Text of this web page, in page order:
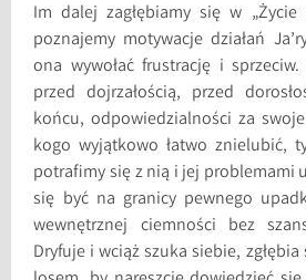
Im dalej zagłębiamy się w
poznajemy motywacje działań
ona wywołać frustrację i
przed dojrzałością, przed
końcu, odpowiedzialności za
kogo wyjątkowo łatwo znielubić,
potrafimy się z nią i jej problemami
się być na granicy pewnego
wewnętrznej ciemności bez
Dryfuje i wciąż szuka siebie,